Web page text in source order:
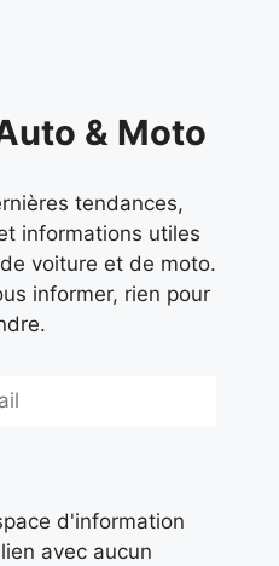
& Moto
tendances,
informations utiles
voiture et de moto.
informer, rien pour
d'information
avec aucun